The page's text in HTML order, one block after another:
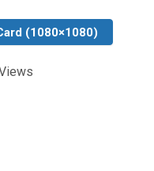
(1080×1080)